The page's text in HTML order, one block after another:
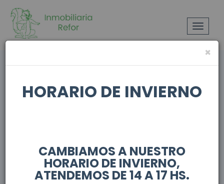
Toggle
Documentos
×
HORARIO DE INVIERNO
CAMBIAMOS A NUESTRO
HORARIO DE INVIERNO,
ATENDEMOS DE 14 A 17 HS.